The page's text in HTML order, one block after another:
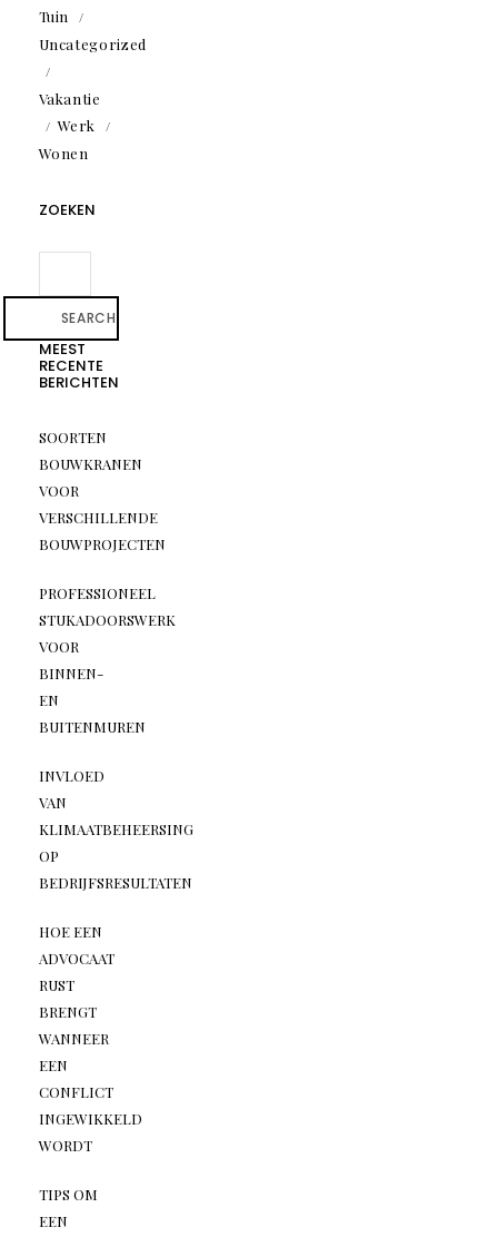
Tuin
Uncategorized
Vakantie
Werk
Wonen
ZOEKEN
SEARCH
MEEST
RECENTE
BERICHTEN
SOORTEN
BOUWKRANEN
VOOR
VERSCHILLENDE
BOUWPROJECTEN
PROFESSIONEEL
STUKADOORSWERK
VOOR
BINNEN-
EN
BUITENMUREN
INVLOED
VAN
KLIMAATBEHEERSING
OP
BEDRIJFSRESULTATEN
HOE EEN
ADVOCAAT
RUST
BRENGT
WANNEER
EEN
CONFLICT
INGEWIKKELD
WORDT
TIPS OM
EEN